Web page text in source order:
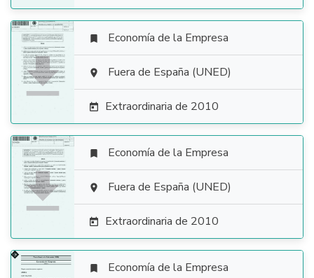

 Economía de la Empresa
 Fuera de España (UNED)
 Extraordinaria de 2010

 Economía de la Empresa
 Fuera de España (UNED)
 Extraordinaria de 2010
 Economía de la Empresa